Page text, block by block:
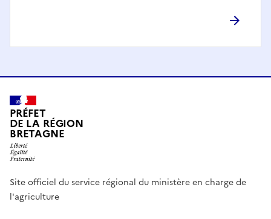
PRÉFET
DE LA RÉGION
BRETAGNE
Site officiel du service régional du ministère en charge de
l'agriculture